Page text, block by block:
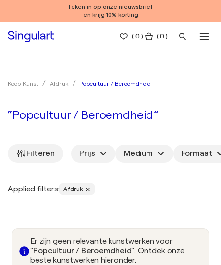
Teken in op onze nieuwsbrief
en krijg 10% korting
(0 ) ( 0 )
Koop Kunst Afdruk Popcultuur / Beroemdheid
“Popcultuur / Beroemdheid”
Filteren Prijs Medium Formaat
Applied filters: Afdruk
Er zijn geen relevante kunstwerken voor
"Popcultuur / Beroemdheid". Ontdek onze
beste kunstwerken hieronder.